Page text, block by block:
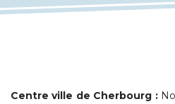
Centre ville de Cherbourg :